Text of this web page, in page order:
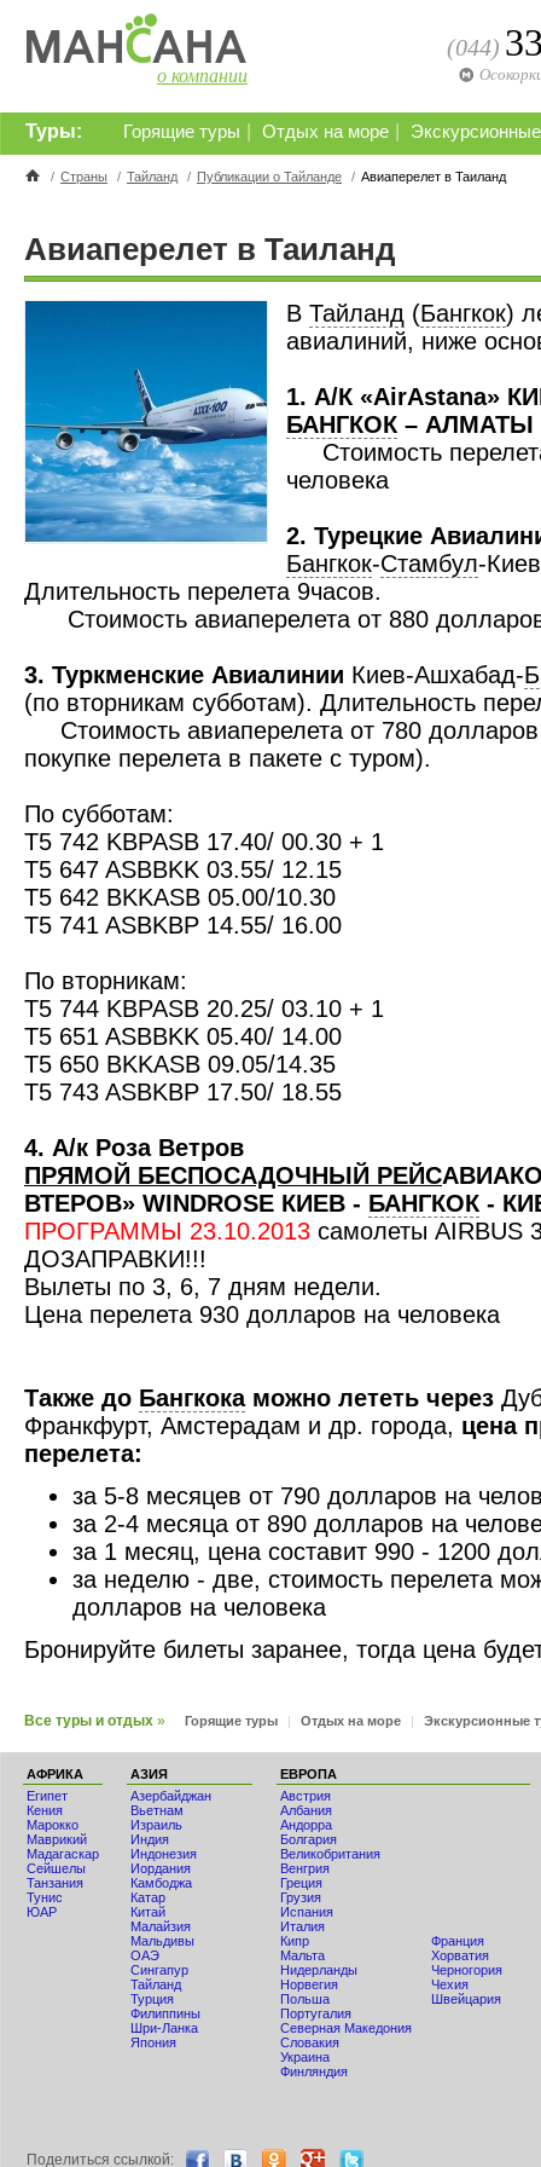
о компании
(044)
Горящие туры Отдых на море
Туры:
/ Страны / Тайланд / Публикации о Тайланде / Авиаперелет в Таиланд
Авиаперелет в Таиланд
В Тайланд (Бангкок)
авиалиний, ниже
1. А/К «AirAstana»
БАНГКОК – АЛМАТЫ
Стоимость
человека
2. Турецкие
Бангкок-Стамбул-
Длительность перелета 9часов.
Стоимость авиаперелета от 880
3. Туркменские Авиалинии Киев-Ашхабад-
(по вторникам субботам). Длительность
Стоимость авиаперелета от 780 долларов
покупке перелета в пакете с туром).
По субботам:
T5 742 KBPASB 17.40/ 00.30 + 1
T5 647 ASBBKK 03.55/ 12.15
T5 642 BKKASB 05.00/10.30
T5 741 ASBKBP 14.55/ 16.00
По вторникам:
T5 744 KBPASB 20.25/ 03.10 + 1
T5 651 ASBBKK 05.40/ 14.00
T5 650 BKKASB 09.05/14.35
T5 743 ASBKBP 17.50/ 18.55
4. А/к Роза Ветров
ПРЯМОЙ БЕСПОСАДОЧНЫЙ РЕЙС
ВТЕРОВ» WINDROSE КИЕВ - БАНГКОК -
ПРОГРАММЫ 23.10.2013 самолеты AIRBUS
ДОЗАПРАВКИ!!!
Вылеты по 3, 6, 7 дням недели.
Цена перелета 930 долларов на человека
Также до Бангкокаможно лететь через
Франкфурт, Амстерадам и др. города, цена
перелета:
за 5-8 месяцев от 790 долларов на
за 2-4 месяца от 890 долларов на
за 1 месяц, цена составит 990 - 1200
за неделю - две, стоимость перелета
долларов на человека
Бронируйте билеты заранее, тогда цена
Все туры и отдых » Горящие туры | Отдых на море | Экскурсионные
АФРИКА
Египет
Кения
Мaрокко
Маврикий
Мадагаскар
Сейшелы
Танзания
Тунис
ЮАР
АЗИЯ
Азербайджан
Вьетнам
Израиль
Индия
Индонезия
Иордания
Камбоджа
Катар
Китай
Малайзия
Мальдивы
ОАЭ
Сингапур
Тайланд
Турция
Филиппины
Шри-Ланка
Япония
ЕВРОПА
Австрия
Албания
Андорра
Болгария
Великобритания
Венгрия
Греция
Грузия
Испания
Италия
Кипр
Мальта
Нидерланды
Норвегия
Польша
Португалия
Северная Македония
Словакия
Украина
Финляндия
Франция
Хорватия
Черногория
Чехия
Швейцария
Поделиться ccылкой: